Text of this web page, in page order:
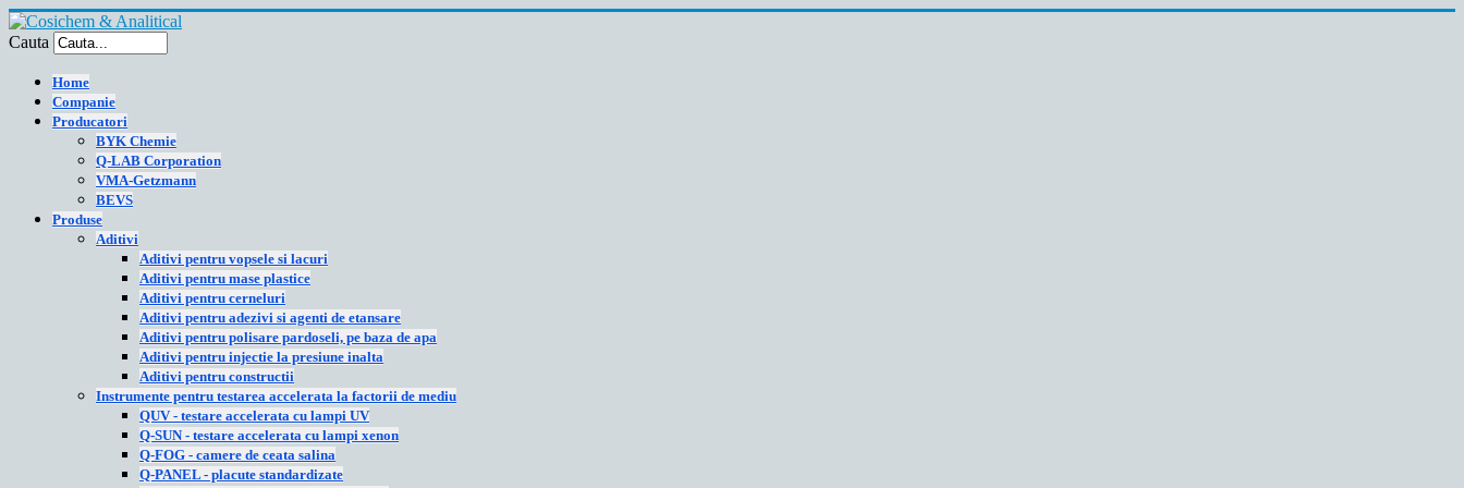
Cauta
Home
Companie
Producatori
BYK Chemie
Q-LAB Corporation
VMA-Getzmann
BEVS
Produse
Aditivi
Aditivi pentru vopsele si lacuri
Aditivi pentru mase plastice
Aditivi pentru cerneluri
Aditivi pentru adezivi si agenti de etansare
Aditivi pentru polisare pardoseli, pe baza de apa
Aditivi pentru injectie la presiune inalta
Aditivi pentru constructii
Instrumente pentru testarea accelerata la factorii de mediu
QUV - testare accelerata cu lampi UV
Q-SUN - testare accelerata cu lampi xenon
Q-FOG - camere de ceata salina
Q-PANEL - placute standardizate